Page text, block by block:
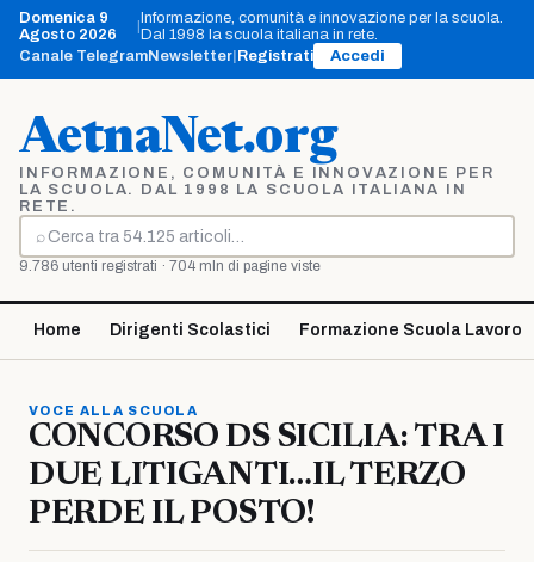
Vai
contenuto
Domenica 9
Agosto 2026
|Informazione, comunità e innovazione per la scuola.
Dal 1998 la scuola italiana in rete.
Canale TelegramNewsletter Registrati Accedi
AetnaNet.org
INFORMAZIONE, COMUNITÀ E INNOVAZIONE PER
LA SCUOLA. DAL 1998 LA SCUOLA ITALIANA IN
RETE.
⌕
Cerca
9.786 utenti registrati · 704 mln di pagine viste
Home Dirigenti Scolastici Formazione Scuola Lavoro
VOCE ALLA SCUOLA
CONCORSO DS SICILIA: TRA I
DUE LITIGANTI…IL TERZO
PERDE IL POSTO!